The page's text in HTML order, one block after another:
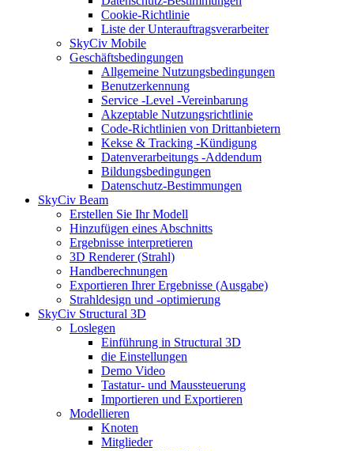
Cookie-Richtlinie
Liste der Unterauftragsverarbeiter
SkyCiv Mobile
Geschäftsbedingungen
Allgemeine Nutzungsbedingungen
Benutzerkennung
Service -Level -Vereinbarung
Akzeptable Nutzungsrichtlinie
Code-Richtlinien von Drittanbietern
Kekse & Tracking -Kündigung
Datenverarbeitungs -Addendum
Bildungsbedingungen
Datenschutz-Bestimmungen
SkyCiv Beam
Erstellen Sie Ihr Modell
Hinzufügen eines Abschnitts
Ergebnisse interpretieren
3D Renderer (Strahl)
Handberechnungen
Exportieren Ihrer Ergebnisse (Ausgabe)
Strahldesign und -optimierung
SkyCiv Structural 3D
Loslegen
Einführung in Structural 3D
die Einstellungen
Demo Video
Tastatur- und Maussteuerung
Importieren und Exportieren
Modellieren
Knoten
Mitglieder